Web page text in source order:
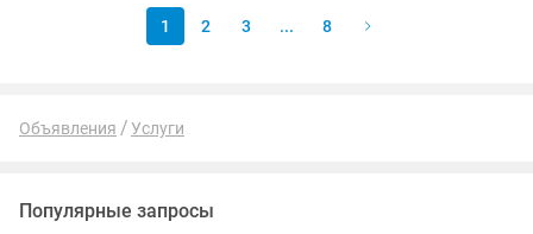
1 2 3 ... 8
Объявления Услуги
Популярные запросы